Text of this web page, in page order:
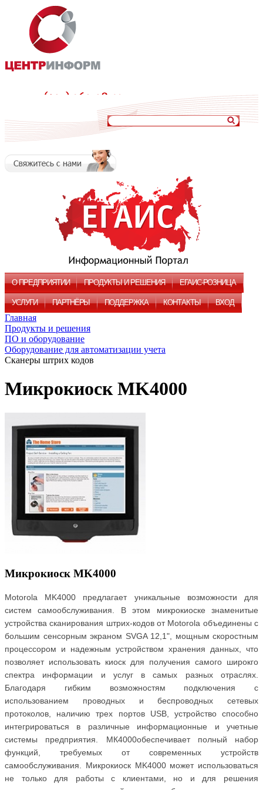
О ПРЕДПРИЯТИИ ПРОДУКТЫ И РЕШЕНИЯ ЕГАИС-РОЗНИЦА
УСЛУГИ ПАРТНЁРЫ ПОДДЕРЖКА КОНТАКТЫ ВХОД
Главная
Продукты и решения
ПО и оборудование
Оборудование для автоматизации учета
Сканеры штрих кодов
Микрокиоск MK4000
Микрокиоск MK4000
Motorola MK4000 предлагает уникальные возможности для
систем самообслуживания. В этом микрокиоске знаменитые
устройства сканирования штрих-кодов от Motorola объединены с
большим сенсорным экраном SVGA 12,1", мощным скоростным
процессором и надежным устройством хранения данных, что
позволяет использовать киоск для получения самого широкго
спектра информации и услуг в самых разных отраслях.
Благодаря гибким возможностям подключения с
использованием проводных и беспроводных сетевых
протоколов, наличию трех портов USB, устройство способно
интегрироваться в различные информационные и учетные
системы предприятия. МК4000обеспечивает полный набор
функций, требуемыx от современных устройств
самообслуживания. Микрокиоск MK4000 может использоваться
не только для работы с клиентами, но и для решения